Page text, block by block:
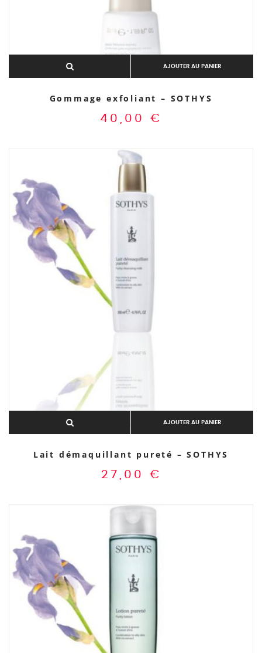
AJOUTER AU PANIER
Gommage exfoliant – SOTHYS
40,00 €
AJOUTER AU PANIER
Lait démaquillant pureté – SOTHYS
27,00 €